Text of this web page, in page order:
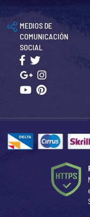
MEDIOS DE
COMUNICACIÓN
SOCIAL